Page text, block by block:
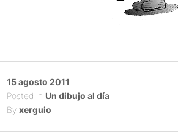
Posted
on
15 agosto 2011
Posted in Un dibujo al día
By xerguio